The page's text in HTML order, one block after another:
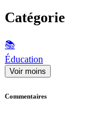
Catégorie
📚
Éducation
Voir moins
Commentaires